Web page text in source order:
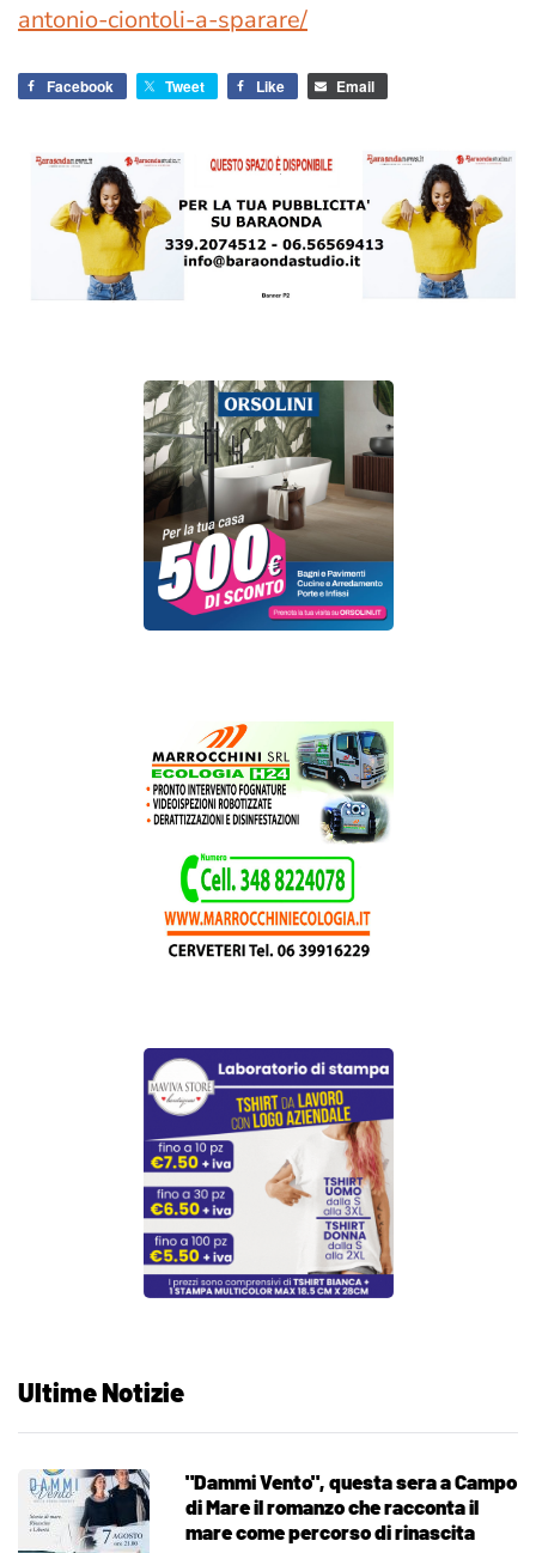
antonio-ciontoli-a-sparare/
Facebook Tweet Like Email
Ultime Notizie
"Dammi Vento", questa sera a Campo
di Mare il romanzo che racconta il
mare come percorso di rinascita